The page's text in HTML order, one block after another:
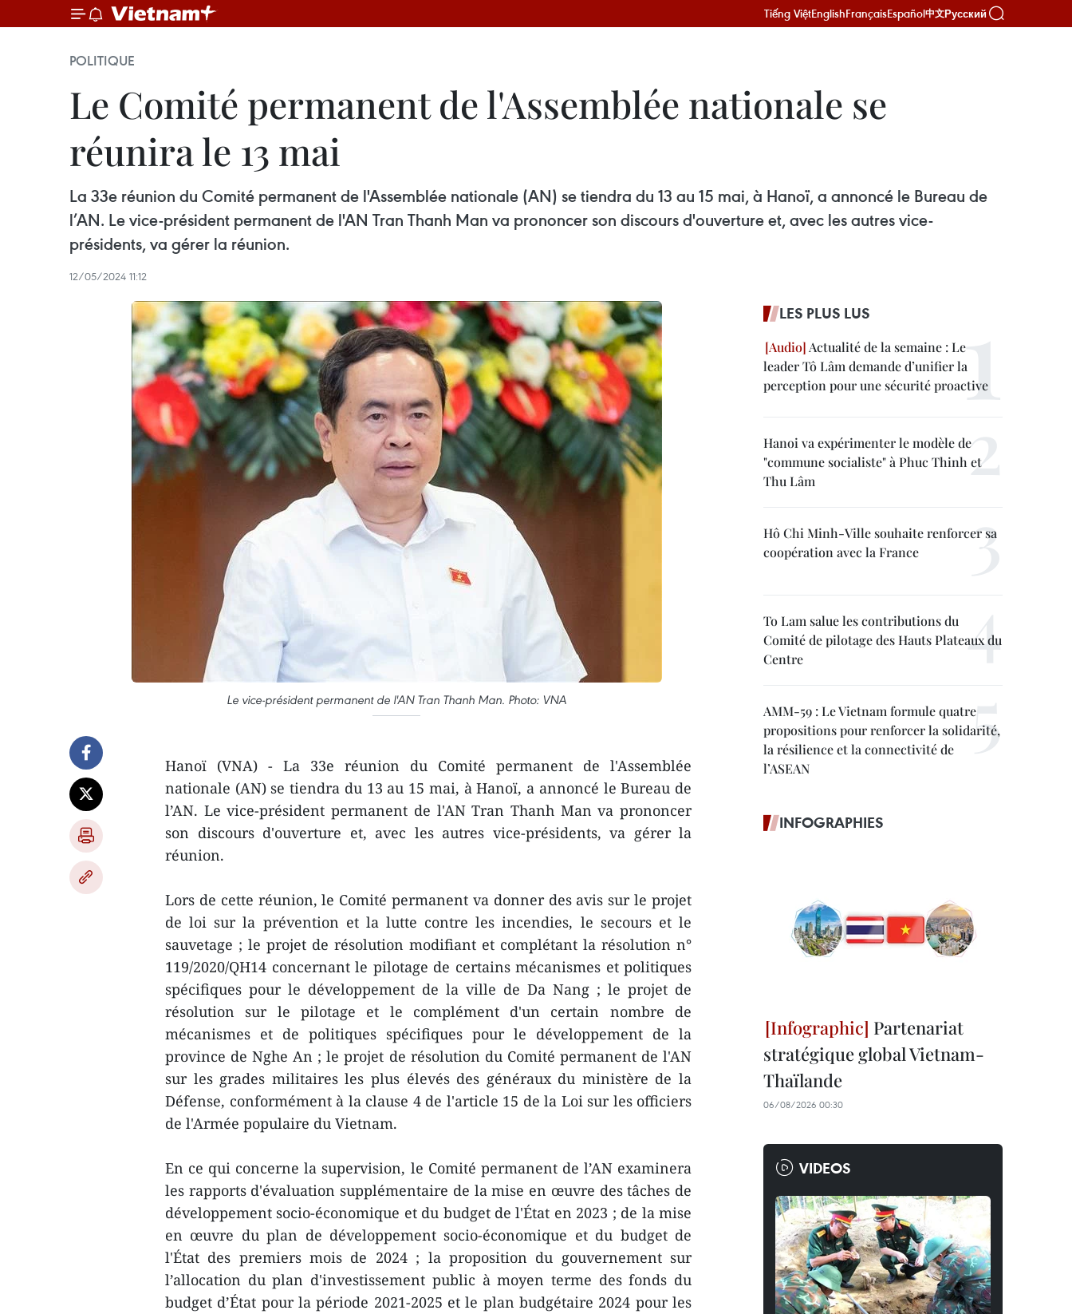
Tiếng ViệtEnglishFrançaisEspañol中文Русский
POLITIQUE
Le Comité permanent de l'Assemblée nationale se
réunira le 13 mai
La 33e réunion du Comité permanent de l'Assemblée nationale (AN) se tiendra du 13 au 15 mai, à Hanoï, a annoncé le Bureau de
l’AN. Le vice-président permanent de l'AN Tran Thanh Man va prononcer son discours d'ouverture et, avec les autres vice-
présidents, va gérer la réunion.
12/05/2024 11:12
Le vice-président permanent de l'AN Tran Thanh Man. Photo: VNA
Hanoï (VNA) - La 33e réunion du Comité permanent de l'Assemblée
nationale (AN) se tiendra du 13 au 15 mai, à Hanoï, a annoncé le Bureau de
l’AN. Le vice-président permanent de l'AN Tran Thanh Man va prononcer
son discours d'ouverture et, avec les autres vice-présidents, va gérer la
réunion.
Lors de cette réunion, le Comité permanent va donner des avis sur le projet
de loi sur la prévention et la lutte contre les incendies, le secours et le
sauvetage ; le projet de résolution modifiant et complétant la résolution n°
119/2020/QH14 concernant le pilotage de certains mécanismes et politiques
spécifiques pour le développement de la ville de Da Nang ; le projet de
résolution sur le pilotage et le complément d'un certain nombre de
mécanismes et de politiques spécifiques pour le développement de la
province de Nghe An ; le projet de résolution du Comité permanent de l'AN
sur les grades militaires les plus élevés des généraux du ministère de la
Défense, conformément à la clause 4 de l'article 15 de la Loi sur les officiers
de l'Armée populaire du Vietnam.
En ce qui concerne la supervision, le Comité permanent de l’AN examinera
les rapports d'évaluation supplémentaire de la mise en œuvre des tâches de
développement socio-économique et du budget de l'État en 2023 ; de la mise
en œuvre du plan de développement socio-économique et du budget de
l'État des premiers mois de 2024 ; la proposition du gouvernement sur
l’allocation du plan d'investissement public à moyen terme des fonds du
budget d’État pour la période 2021-2025 et le plan budgétaire 2024 pour les
LES PLUS LUS
Actualité de la semaine : Le
leader Tô Lâm demande d’unifier la
perception pour une sécurité proactive
Hanoi va expérimenter le modèle de
"commune socialiste" à Phuc Thinh et
Thu Lâm
Hô Chi Minh-Ville souhaite renforcer sa
coopération avec la France
To Lam salue les contributions du
Comité de pilotage des Hauts Plateaux du
Centre
AMM-59 : Le Vietnam formule quatre
propositions pour renforcer la solidarité,
la résilience et la connectivité de
l’ASEAN
INFOGRAPHIES
Partenariat
stratégique global Vietnam-
Thaïlande
06/08/2026 00:30
VIDEOS